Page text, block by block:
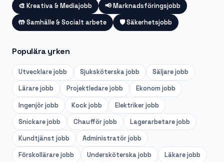
🎨 Kreativa & Mediajobb 📢Marknadsföringsjobb
🤲Samhälle & Socialt arbete 🛡️Säkerhetsjobb
Populära yrken
Utvecklarejobb Sjuksköterskajobb Säljarejobb
Lärarejobb Projektledarejobb Ekonom jobb
Ingenjörjobb Kockjobb Elektrikerjobb
Snickarejobb Chaufförjobb Lagerarbetarejobb
Kundtjänst jobb Administratörjobb
Förskollärarejobb Undersköterskajobb Läkarejobb